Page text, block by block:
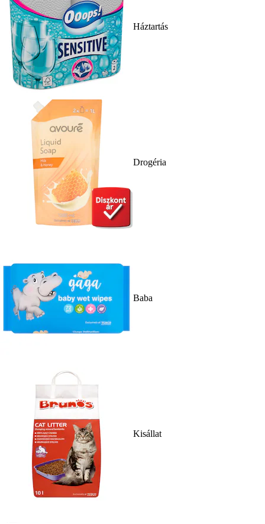
Háztartás
Drogéria
Baba
Kisállat